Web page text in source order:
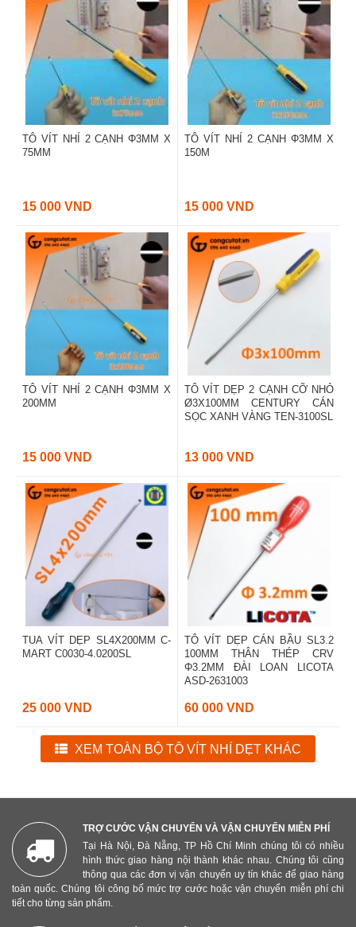
TÔ VÍT NHÍ 2 CẠNH Φ3MM X
75MM
15 000 VND
TÔ VÍT NHÍ 2 CẠNH Φ3MM X
150M
15 000 VND
TÔ VÍT NHÍ 2 CẠNH Φ3MM X
200MM
15 000 VND
TÔ VÍT DẸP 2 CẠNH CỠ NHỎ
Ø3X100MM CENTURY CÁN
SỌC XANH VÀNG TEN-3100SL
13 000 VND
TUA VÍT DẸP SL4X200MM C-
MART C0030-4.0200SL
25 000 VND
TÔ VÍT DẸP CÁN BẦU SL3.2
100MM THÂN THÉP CRV
Φ3.2MM ĐÀI LOAN LICOTA
ASD-2631003
60 000 VND
XEM TOÀN BỘ TÔ VÍT NHÍ DẸT KHÁC
TRỢ CƯỚC VẬN CHUYỂN VÀ VẬN CHUYỂN MIỄN PHÍ
Tại Hà Nội, Đà Nẵng, TP Hồ Chí Minh chúng tôi có nhiều
hình thức giao hàng nội thành khác nhau. Chúng tôi cũng
thông qua các đơn vị vận chuyển uy tín khác để giao hàng
toàn quốc. Chúng tôi công bố mức trợ cước hoặc vận chuyển miễn phí chi
tiết cho từng sản phẩm.